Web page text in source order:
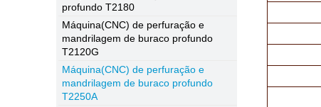
profundo T2180
Máquina(CNC) de perfuração e
mandrilagem de buraco profundo
T2120G
Máquina(CNC) de perfuração e
mandrilagem de buraco profundo
T2250A